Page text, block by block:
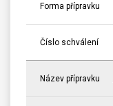
Forma přípravku
Číslo schválení
Název přípravku